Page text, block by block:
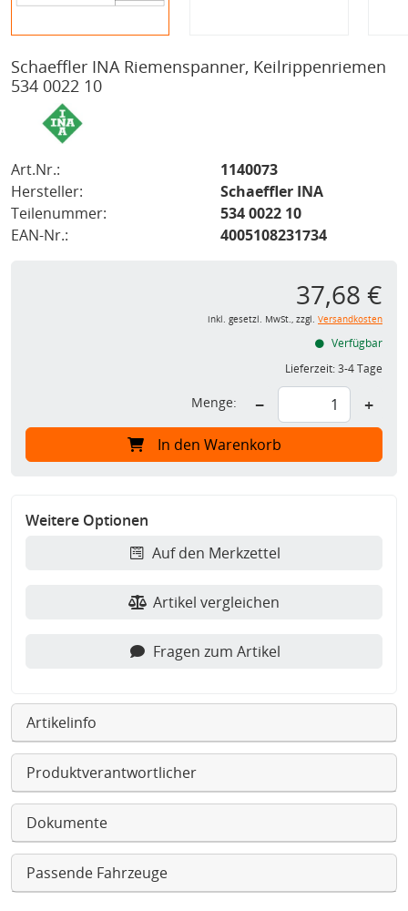
Schaeffler INA Riemenspanner, Keilrippenriemen
534 0022 10
Art.Nr.:
1140073
Hersteller:
Schaeffler INA
Teilenummer:
534 0022 10
EAN-Nr.:
4005108231734
37,68 €
inkl. gesetzl. MwSt., zzgl. Versandkosten
Verfügbar
Lieferzeit:3-4 Tage
Menge: − +
In den Warenkorb
Weitere Optionen
Auf den Merkzettel
Artikel vergleichen
Fragen zum Artikel
Artikelinfo
Produktverantwortlicher
Dokumente
Passende Fahrzeuge